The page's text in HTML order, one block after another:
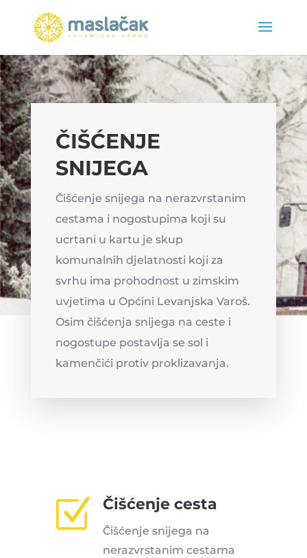
ČIŠĆENJE
SNIJEGA
Čišćenje snijega na nerazvrstanim
cestama i nogostupima koji su
ucrtani u kartu je skup
komunalnih djelatnosti koji za
svrhu ima prohodnost u zimskim
uvjetima u Općini Levanjska Varoš.
Osim čišćenja snijega na ceste i
nogostupe postavlja se sol i
kamenčići protiv proklizavanja.
Z Čišćenje cesta
Čišćenje snijega na
nerazvrstanim cestama